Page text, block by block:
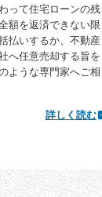
って住宅ローンの残
額を返済できない限
払いするか、不動産
へ任意売却する旨を
ような専門家へご相
詳しく読む